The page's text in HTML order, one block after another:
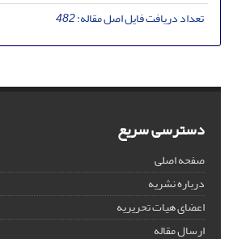
تعداد دریافت فایل اصل مقاله:482
دسترسی سریع
صفحه اصلی
درباره نشریه
اعضای هیات تحریریه
ارسال مقاله